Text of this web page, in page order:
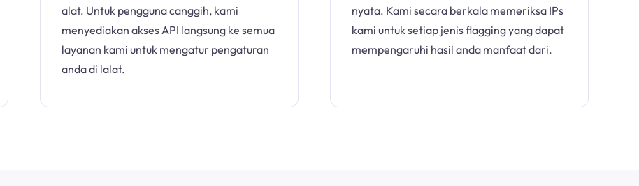
alat. Untuk pengguna canggih, kami
menyediakan akses API langsung ke semua
layanan kami untuk mengatur pengaturan
anda di lalat.
nyata. Kami secara berkala memeriksa IPs
kami untuk setiap jenis flagging yang dapat
mempengaruhi hasil anda manfaat dari.